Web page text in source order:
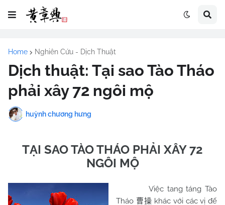
Home Nghiên Cứu - Dịch Thuật
Dịch thuật: Tại sao Tào Tháo
phải xây 72 ngôi mộ
huỳnh chương hưng
TẠI SAO TÀO THÁO PHẢI XÂY 72
NGÔI MỘ
Việc tang táng Tào
Tháo 曹操 khác với các vị đế